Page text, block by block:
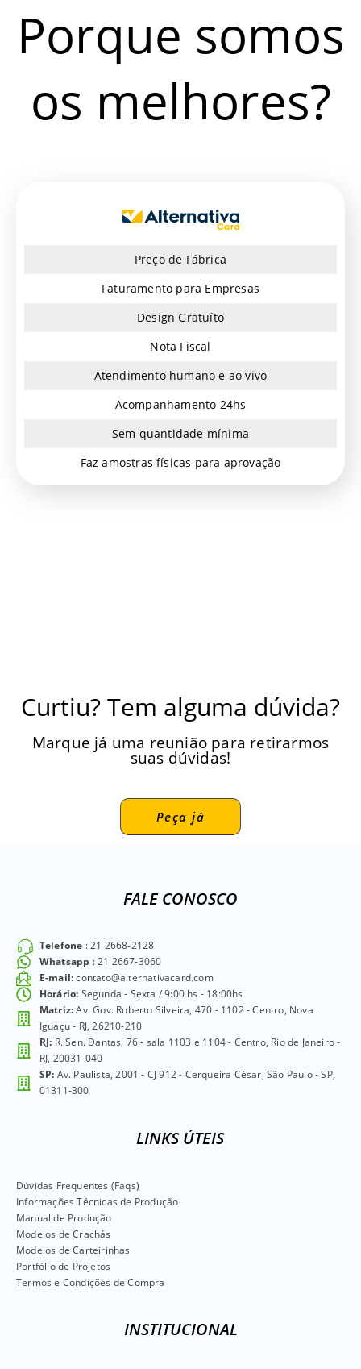
Porque somos
os melhores?
Preço de Fábrica
Faturamento para Empresas
Design Gratuíto
Nota Fiscal
Atendimento humano e ao vivo
Acompanhamento 24hs
Sem quantidade mínima
Faz amostras físicas para aprovação
Curtiu? Tem alguma dúvida?
Marque já uma reunião para retirarmos
suas dúvidas!
Peça já
FALE CONOSCO
Telefone : 21 2668-2128
Whatsapp : 21 2667-3060
E-mail:contato@alternativacard.com
Horário: Segunda - Sexta / 9:00 hs - 18:00hs
Matriz:Av. Gov. Roberto Silveira, 470 - 1102 - Centro, Nova
Iguaçu - RJ, 26210-210
RJ: R. Sen. Dantas, 76 - sala 1103 e 1104 - Centro, Rio de Janeiro -
RJ, 20031-040
SP: Av. Paulista, 2001 - CJ 912 - Cerqueira César, São Paulo - SP,
01311-300
LINKS ÚTEIS
Dúvidas Frequentes (Faqs)
Informações Técnicas de Produção
Manual de Produção
Modelos de Crachás
Modelos de Carteirinhas
Portfólio de Projetos
Termos e Condições de Compra
INSTITUCIONAL